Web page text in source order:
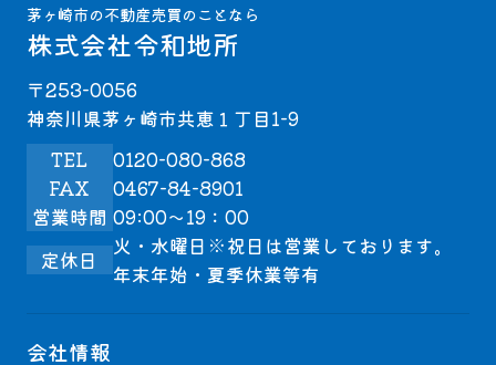
茅ヶ崎市の不動産売買のことなら
株式会社令和地所
〒253-0056
神奈川県茅ヶ崎市共恵１丁目1-9
TEL
0120-080-868
FAX
0467-84-8901
営業時間 09:00～19：00
定休日
火・水曜日※祝日は営業しております。
年末年始・夏季休業等有
会社情報